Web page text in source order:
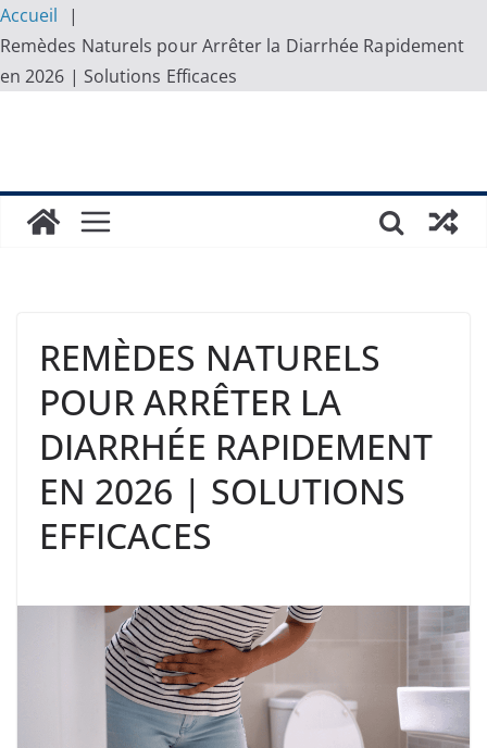
Accueil
Remèdes Naturels pour Arrêter la Diarrhée Rapidement
en 2026 | Solutions Efficaces
REMÈDES NATURELS
POUR ARRÊTER LA
DIARRHÉE RAPIDEMENT
EN 2026 | SOLUTIONS
EFFICACES